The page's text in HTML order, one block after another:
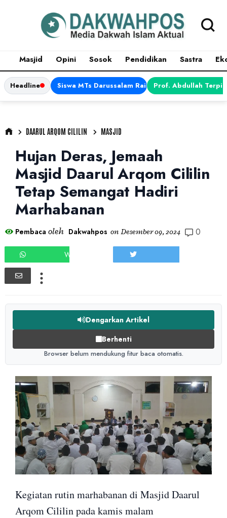
Masjid Opini Sosok Pendidikan Sastra
Headline Siswa MTs Darussalam Raih Juara 1 dalam
Prof. Abdullah
DAARUL ARQOM CILILIN MASJID
Hujan Deras, Jemaah
Masjid Daarul Arqom Cililin
Tetap Semangat Hadiri
Marhabanan
Pembaca oleh Dakwahpos on Desember 09, 2024 0
WHATSAPP
Dengarkan Artikel
Berhenti
Browser belum mendukung fitur baca otomatis.
Kegiatan rutin marhabanan di Masjid Daarul
Arqom Cililin pada kamis malam